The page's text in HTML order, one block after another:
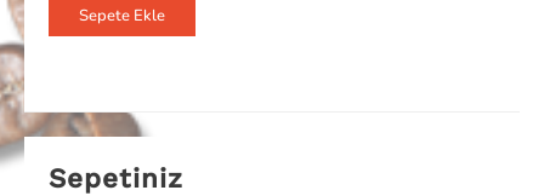
Sepete Ekle
Sepetiniz